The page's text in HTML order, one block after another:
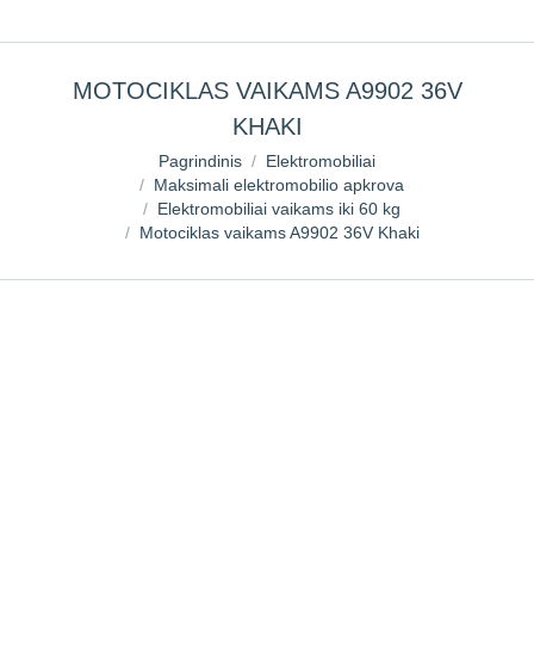
MOTOCIKLAS VAIKAMS A9902 36V
KHAKI
Pagrindinis
Elektromobiliai
Maksimali elektromobilio apkrova
Elektromobiliai vaikams iki 60 kg
Motociklas vaikams A9902 36V Khaki